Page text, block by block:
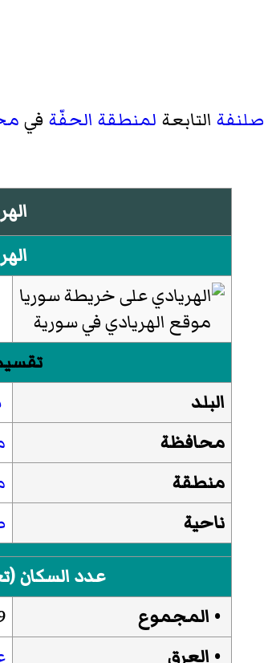
صلنفةالتابعة لمنطقة الحفّة في
موقع الهريادي في سورية
البلد
محافظة
منطقة
ناحية
عدد السكان
• المجموع
• العرق